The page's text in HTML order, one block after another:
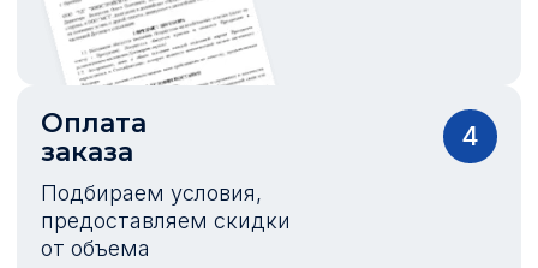
Оплата
заказа
Подбираем условия,
предоставляем скидки
от объема
4